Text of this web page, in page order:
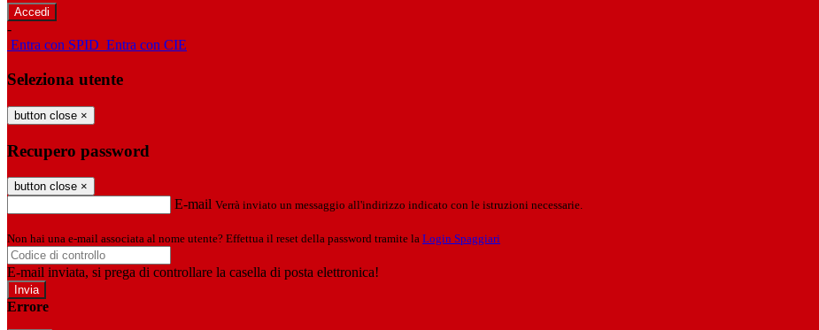
-
Entra con SPID Entra con CIE
Seleziona utente
button close ×
Recupero password
button close ×
E-mail Verrà inviato un messaggio all'indirizzo indicato con le istruzioni necessarie.
Non hai una e-mail associata al nome utente? Effettua il reset della password tramite la Login Spaggiari
E-mail inviata, si prega di controllare la casella di posta elettronica!
Errore